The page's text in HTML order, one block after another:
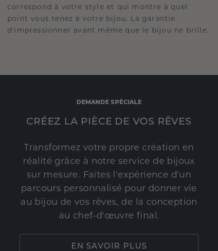
correspond à votre style et qui montre à quel
point vous tenez à votre bijou. La garantie
d'impressionner avant même que le bijou ne brille.
DEMANDE SPÉCIALE
CRÉEZ LA PIÈCE DE VOS RÊVES
Transformez votre propre création en
réalité grâce à notre service de bijoux
sur mesure. Faites l'expérience d'un
parcours personnalisé pour donner vie
au bijou de vos rêves, de la conception
au chef-d'œuvre final.
EN SAVOIR PLUS